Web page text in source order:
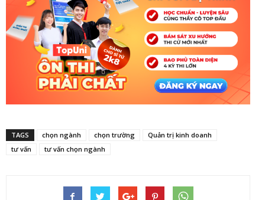
TAGS chọn ngành chọn trường
Quản trị kinh doanh
tư vấn
tư vấn chọn ngành